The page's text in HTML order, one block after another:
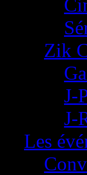
Zik
J-
J-
Les